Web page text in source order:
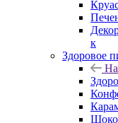
к
Здоровое